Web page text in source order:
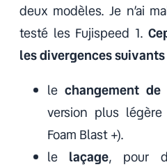
deux modèles. Je n’ai
testé les Fujispeed 1.
les divergences suivants
lechangement
version plus
Foam Blast +).
le laçage, pour